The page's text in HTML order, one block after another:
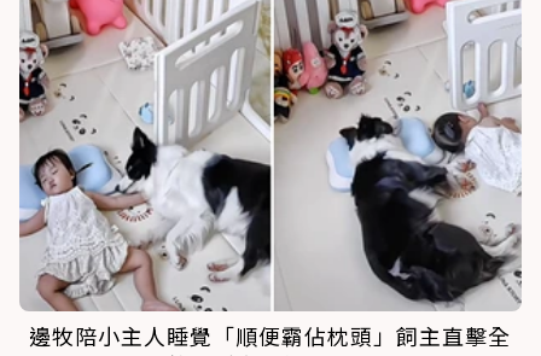
邊牧陪小主人睡覺「順便霸佔枕頭」飼主直擊全